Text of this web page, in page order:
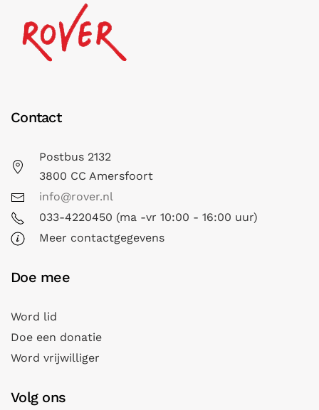
Contact
Postbus 2132
3800 CC Amersfoort
info@rover.nl
033-4220450 (ma -vr 10:00 - 16:00 uur)
Meer contactgegevens
Doe mee
Word lid
Doe een donatie
Word vrijwilliger
Volg ons